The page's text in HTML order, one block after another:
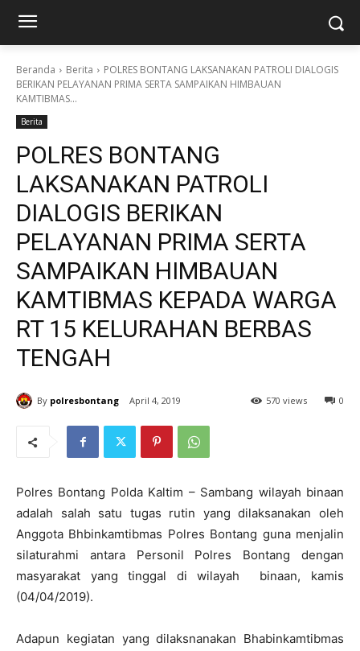
Beranda Berita
POLRES BONTANG LAKSANAKAN PATROLI DIALOGIS
BERIKAN PELAYANAN PRIMA SERTA SAMPAIKAN HIMBAUAN
KAMTIBMAS...
Berita
POLRES BONTANG
LAKSANAKAN PATROLI
DIALOGIS BERIKAN
PELAYANAN PRIMA SERTA
SAMPAIKAN HIMBAUAN
KAMTIBMAS KEPADA WARGA
RT 15 KELURAHAN BERBAS
TENGAH
By polresbontang April 4, 2019 0
570 views
Polres Bontang Polda Kaltim – Sambang wilayah binaan
adalah salah satu tugas rutin yang dilaksanakan oleh
Anggota Bhbinkamtibmas Polres Bontang guna menjalin
silaturahmi antara Personil Polres Bontang dengan
masyarakat yang tinggal di wilayah binaan, kamis
(04/04/2019).
Adapun kegiatan yang dilaksnanakan Bhabinkamtibmas